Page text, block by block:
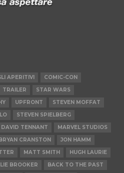
APERITIVI
COMIC-CON
TRAILER
STAR WARS
UPFRONT
STEVEN MOFFAT
STEVEN SPIELBERG
DAVID TENNANT
MARVEL STUDIOS
CRANSTON
JON HAMM
MATT SMITH
HUGH LAURIE
BROOKER
BACK TO THE PAST